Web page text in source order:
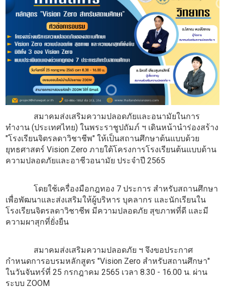
สมาคมส่งเสริมความปลอดภัยและอนามัยในการ
ทำงาน (ประเทศไทย) ในพระราชูปถัมภ์ ฯ เดินหน้านำร่องสร้าง
"โรงเรียนจิตรลดาวิชาชีพ" ให้เป็นสถานศึกษาต้นแบบด้วย
ยุทธศาสตร์ Vision Zero ภายใต้โครงการโรงเรียนต้นแบบด้าน
ความปลอดภัยและอาชีวอนามัย ประจำปี 2565
โดยใช้เครื่องมือกฎทอง 7 ประการ สำหรับสถานศึกษา
เพื่อพัฒนาและส่งเสริมให้ผู้บริหาร บุคลากร และนักเรียนใน
โรงเรียนจิตรลดาวิชาชีพ มีความปลอดภัย สุขภาพที่ดี และมี
ความผาสุกที่ยั่งยืน
สมาคมส่งเสริมความปลอดภัย ฯ จึงขอประกาศ
กำหนดการอบรมหลักสูตร "Vision Zero สำหรับสถานศึกษา"
ในวันจันทร์ที่ 25 กรกฎาคม 2565 เวลา 8.30 - 16.00 น. ผ่าน
ระบบ ZOOM